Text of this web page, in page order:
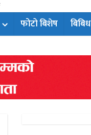
फोटो बिशेष बिबिध